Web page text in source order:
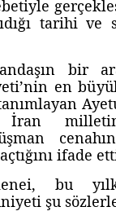
tarihi ve
bir
en
ifade
bu
şu